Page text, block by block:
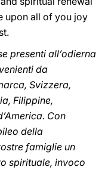
upon all of you joy
presenti all’odierna
da
Svizzera,
Filippine,
Con
della
famiglie un
spirituale, invoco